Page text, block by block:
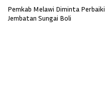
Pemkab Melawi Diminta Perbaiki
Jembatan Sungai Boli